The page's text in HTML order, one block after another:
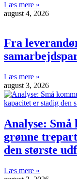
Læs mere »
august 4, 2026
Fra
Læs mere »
august 3, 2026
Analyse:
grønne
den største
Læs mere »